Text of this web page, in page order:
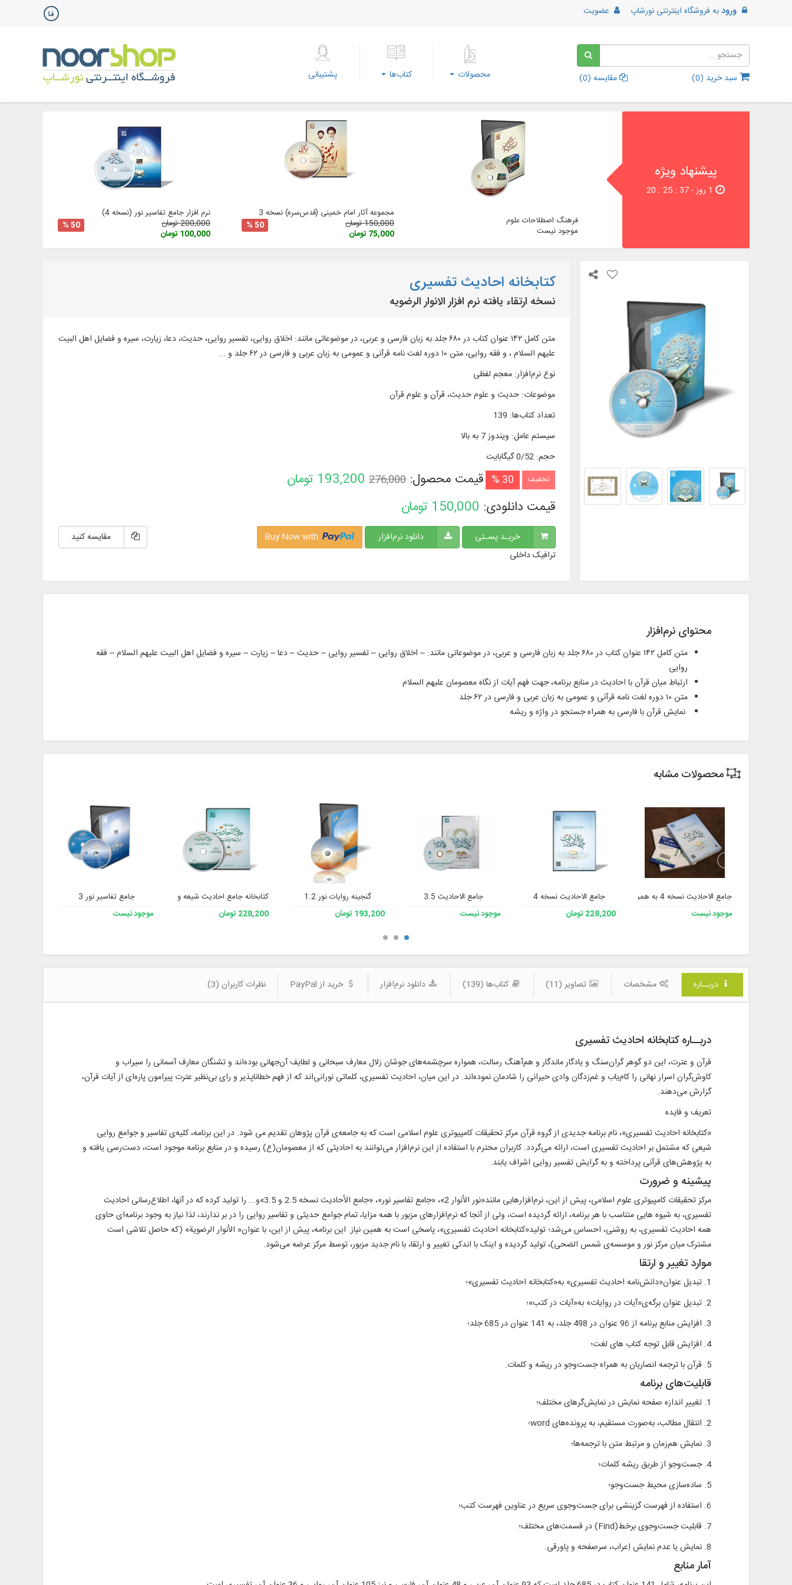
ورودبه فروشگاه اینترنتی نورشاپ عضویت
سبد خرید (0
) مقایسه (0
) محصولات کتاب‌ها پشتیبانی
پیشنهاد ویژه
فرهنگ اصطلاحات علوم
موجود نیست
مجموعه آثار امام خمینی (‌قدس‌سره) نسخه 3
150,000 تومان
50 %
75,000 تومان
نرم افزار جامع تفاسیر نور (نسخه 4)
200,000 تومان
50 %
100,000 تومان
کتابخانه احادیث تفسیری
نسخه ارتقاء یافته نرم افزار الانوار الرضویه
متن کامل ۱۴۲ عنوان کتاب در ۶۸۰ جلد به زبان فارسی و عربی، در موضوعاتی مانند: اخلاق روایی، تفسیر روایی، حدیث، دعا، زیارت، سیره و فضایل اهل البیت
علیهم السلام ، و فقه روایی، متن ۱۰ دوره لغت نامه قرآنی و عمومی به زبان عربی و فارسی در ۶۲ جلد و ...
نوع نرم‌افزار: معجم لفظی
موضوعات: حدیث و علوم حدیث، قرآن و علوم قرآن
تعداد کتاب‌ها:
139
سیستم عامل: ویندوز 7 به بالا
حجم: 0/52 گیگابایت
تخفیف 30 % قیمت محصول:276,000
193,200 تومان
قیمت دانلودی: 150,000 تومان
خریـد پسـتی دانلود نرم‌افزار
ترافیک داخلی
مقایسه کنید
محتوای نرم‌افزار
متن کامل ۱۴۲ عنوان کتاب در ۶۸۰ جلد به زبان فارسی و عربی، در موضوعاتی مانند: – اخلاق روایی – تفسیر روایی – حدیث – دعا – زیارت – سیره و فضایل اهل البیت علیهم السلام – فقه
روایی
ارتباط میان قرآن با احادیث در منابع برنامه، جهت فهم آیات از نگاه معصومان علیهم السلام
متن ۱۰ دوره لغت نامه قرآنی و عمومی به زبان عربی و فارسی در ۶۲ جلد
نمایش قرآن با فارسی به همراه جستجو در واژه و ریشه
محصولات مشابه
جامع الاحادیث نسخه 4 به همراه فلش
موجود نیست
جامع الاحادیث نسخه 4
228,200 تومان
جامع الاحادیث 3.5
موجود نیست
گنجینه روایات نور 1.2
193,200 تومان
کتابخانه جامع احادیث شیعه و اهل‌‌سنت 2
228,200 تومان
جامع تفاسیر نور 3
موجود نیست
دربــاره مشخصات تصاویر (11) کتاب‌ها (139) دانلود نرم‌افزار خرید از PayPal نظرات کاربران (3)
دربــاره کتابخانه احادیث تفسیری
قرآن و عترت، این دو گوهر گران‌سنگ و یادگار ماندگار و هم‌آهنگ رسالت، همواره سرچشمه‌های جوشان زلال معارف سبحانی و لطایف آن‌جهانی بوده‌اند و تشنگان معارف آسمانی را سیراب و
کاوش‌گران اسرار نهانی را کام‌یاب و غم‌زدگان وادی حیرانی را شادمان نموده‌اند. در این میان، احادیث تفسیری، کلماتی نورانی‌اند که از فهم خطاناپذیر و رای بی‌نظیر عترت پیرامون پاره‌ای از آیات قرآن،
گزارش می‌دهند.
تعریف و فایده
«کتابخانه احادیث تفسیری»، نام برنامه جدیدی از گروه قرآن مرکز تحقیقات کامپیوتری علوم اسلامی است که به جامعه‌ی قرآن پژوهان تقدیم می شود. در این برنامه، کلیه‌ی تفاسیر و جوامع روایی
شیعی که مشتمل بر احادیث تفسیری است، ارائه می‌گردد. کاربران محترم با استفاده از این نرم‌افزار می‌توانند به احادیثی که از معصومان(ع) رسیده و در منابع برنامه موجود است، دست‌رسی یافته و
به پژوهش‌های قرآنی پرداخته و به گرایش تفسیر روایی اشراف یابند.
پیشینه و ضرورت
مركز تحقيقات كامپيوترى علوم اسلامى، پيش از اين، نرم‌افزارهايى مانند«نور الأنوار 2»، «جامع تفاسير نور»، «جامع الأحاديث نسخه 2.5 و 3.5»و... را توليد كرده كه در آنها، اطلاع‌رسانی احادیث
تفسیری، به شیوه هایی متناسب با هر برنامه، ارائه گردیده است، ولی از آنجا که نرم‌افزارهای مزبور با همه مزایا، تمام جوامع حدیثی و تفاسیر روایی را در بر ندارند، لذا نیاز به وجود برنامه‌ای حاوی
همه احادیث تفسیری، به روشنی، احساس می‌شد؛ تولید«کتابخانه احادیث تفسیری»، پاسخی است به همین نیاز. این برنامه، پیش از این، با عنوان« الأنوار الرضویة» (که حاصل تلاشی است
مشترک میان مرکز نور و موسسه‌ی شمس الضحی)، تولید گردیده و اینک با اندکی تغییر و ارتقا، با نام جدید مزبور، توسط مرکز عرضه می‌شود.
موارد تغییر و ارتقا
1. تبدیل عنوان«دانش‌نامه احادیث تفسیری» به«کتابخانه احادیث تفسیری»؛
2. تبدیل عنوان برگه‌ی«آیات در روایات» به«آیات در کتب»؛
3. افزایش منابع برنامه از 96 عنوان در 498 جلد، به 141 عنوان در 685 جلد؛
4. افزایش قابل توجه کتاب های لغت؛
5. قرآن با ترجمه انصاریان به همراه جست‌وجو در ریشه و کلمات.
قابلیت‌های برنامه
1. تغییر اندازه صفحه نمایش در نمایش‌گرهای مختلف؛
2. انتقال مطالب، به‌صورت مستقیم، به پرونده‌های word؛
3. نمایش هم‌زمان و مرتبط متن با ترجمه‌ها؛
4. جست‌وجو از طریق ریشه کلمات؛
5. ساده‌سازی محیط جست‌وجو؛
6. استفاده از فهرست گزینشی برای جست‌وجوی سریع در عناوین فهرست کتب؛
7. قابلیت جست‌وجوی برخط(Find) در قسمت‌های مختلف؛
8. نمایش یا عدم نمایش اِعراب، سرصفحه و پاورقی.
آمار منابع